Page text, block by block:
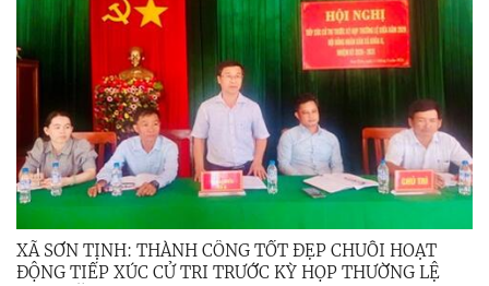
XÃ SƠN TỊNH: THÀNH CÔNG TỐT ĐẸP CHUỖI HOẠT
ĐỘNG TIẾP XÚC CỬ TRI TRƯỚC KỲ HỌP THƯỜNG LỆ